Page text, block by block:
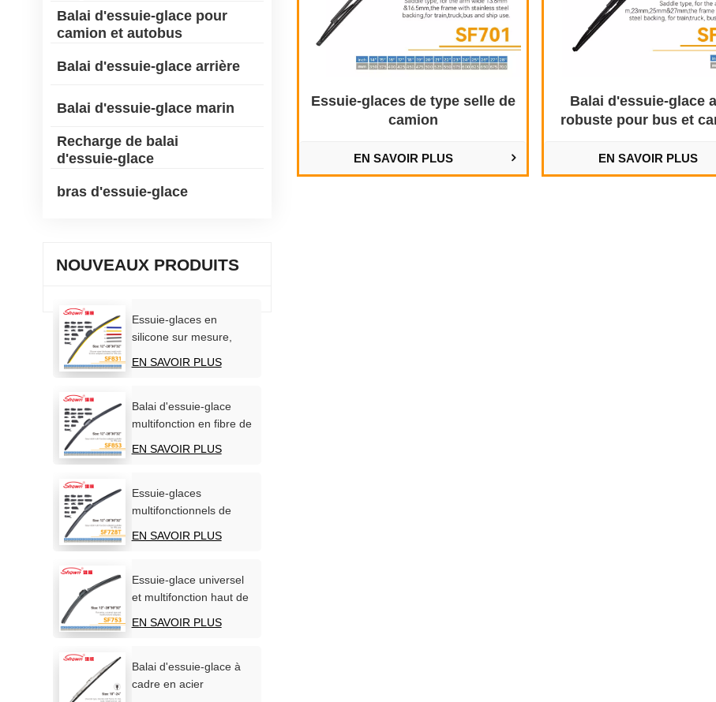
Balai d'essuie-glace pour
camion et autobus
Balai d'essuie-glace arrière
Balai d'essuie-glace marin
Recharge de balai
d'essuie-glace
bras d'essuie-glace
NOUVEAUX PRODUITS
Essuie-glaces en
silicone sur mesure,
d'usine (OEM/ODM).
EN SAVOIR PLUS
Balai d'essuie-glace
multifonction en fibre de
EN SAVOIR PLUS
Essuie-glaces
multifonctionnels de
pare-brise automobile
EN SAVOIR PLUS
Essuie-glace universel
et multifonction haut de
EN SAVOIR PLUS
Balai d'essuie-glace à
cadre en acier
Essuie-glaces de type selle de
camion
EN SAVOIR PLUS
Balai d'essuie-glace
robuste pour bus et
EN SAVOIR PLUS